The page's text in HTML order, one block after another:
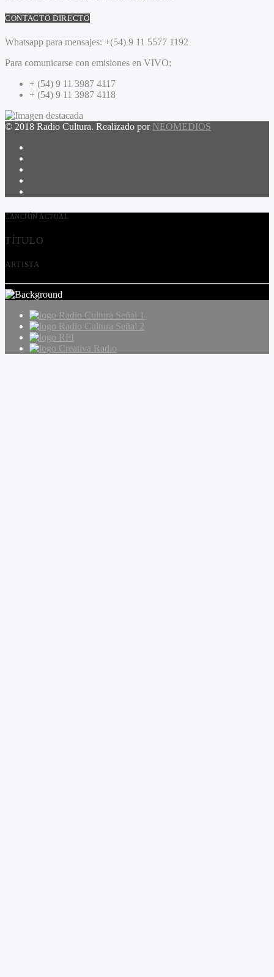
CONTACTO DIRECTO
Whatsapp para mensajes: +(54) 9 11 5577 1192
Para comunicarse con emisiones en VIVO:
+ (54) 9 11 3987 4117
+ (54) 9 11 3987 4118
© 2018 Radio Cultura. Realizado por NEOMEDIOS
CANCIÓN ACTUAL
TÍTULO
ARTISTA
Radio Cultura Señal 1
Radio Cultura Señal 2
RFI
Creativa Radio